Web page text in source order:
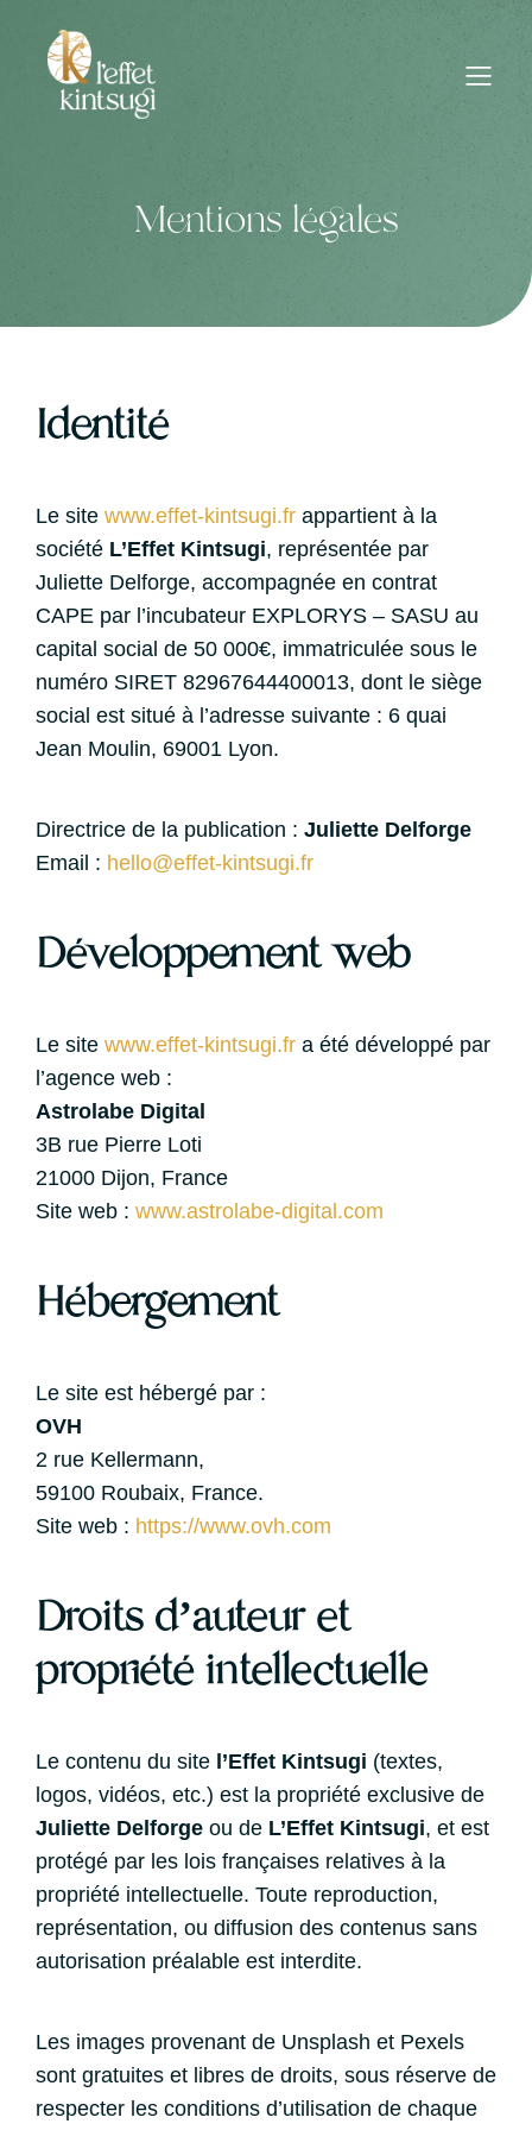
Mentions légales
Identité
Le site www.effet-kintsugi.fr appartient à la
société L’Effet Kintsugi, représentée par
Juliette Delforge, accompagnée en contrat
CAPE par l’incubateur EXPLORYS – SASU au
capital social de 50 000€, immatriculée sous le
numéro SIRET 82967644400013, dont le siège
social est situé à l’adresse suivante : 6 quai
Jean Moulin, 69001 Lyon.
Directrice de la publication : Juliette Delforge
Email : hello@effet-kintsugi.fr
Développement web
Le site www.effet-kintsugi.fr a été développé par
l’agence web :
Astrolabe Digital
3B rue Pierre Loti
21000 Dijon, France
Site web : www.astrolabe-digital.com
Hébergement
Le site est hébergé par :
OVH
2 rue Kellermann,
59100 Roubaix, France.
Site web : https://www.ovh.com
Droits d’auteur et
propriété intellectuelle
Le contenu du site l’Effet Kintsugi (textes,
logos, vidéos, etc.) est la propriété exclusive de
Juliette Delforge ou de L’Effet Kintsugi, et est
protégé par les lois françaises relatives à la
propriété intellectuelle. Toute reproduction,
représentation, ou diffusion des contenus sans
autorisation préalable est interdite.
Les images provenant de Unsplash et Pexels
sont gratuites et libres de droits, sous réserve de
respecter les conditions d’utilisation de chaque